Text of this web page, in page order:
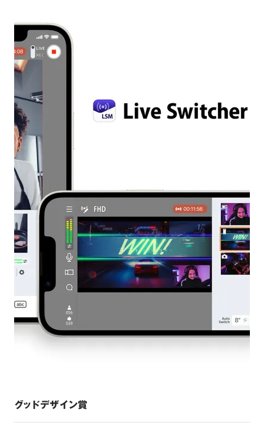
グッドデザイン賞